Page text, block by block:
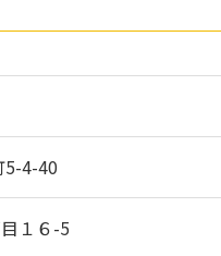
5-4-40
１６-5